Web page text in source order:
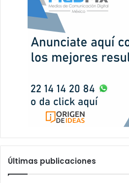
Últimas publicaciones